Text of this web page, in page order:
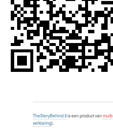
TheStoryBehind.Itis een product vanmurb
verklaring).